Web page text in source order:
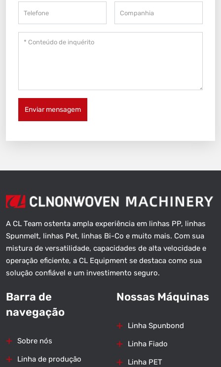
Enviar mensagem
A CL Team ostenta ampla experiência em linhas PP, linhas
Spunmelt, linhas Pet, linhas Bi-Co e muito mais. Com sua
mistura de versatilidade, capacidades de alta velocidade e
operação eficiente, a CL Equipment se destaca como sua
solução confiável e um investimento seguro.
Barra de
navegação
Sobre nós
Linha de produção
Nossas Máquinas
Linha Spunbond
Linha Fiado
Linha PET